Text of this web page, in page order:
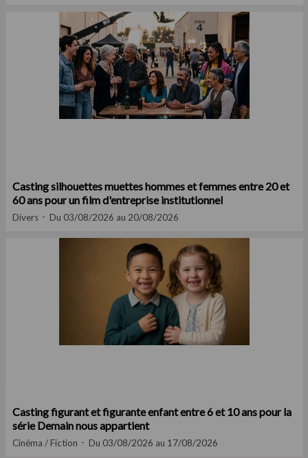
Casting silhouettes muettes hommes et femmes entre 20 et
60 ans pour un film d'entreprise institutionnel
Divers Du 03/08/2026 au 20/08/2026
Casting figurant et figurante enfant entre 6 et 10 ans pour la
série Demain nous appartient
Cinéma / Fiction Du 03/08/2026 au 17/08/2026